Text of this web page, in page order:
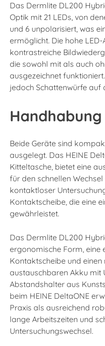
Das Dermlite DL200
Optik mit 21 LEDs, von
und 6 unpolarisiert, was
ermöglicht. Die hohe
kontrastreiche
die sowohl mit als auch
ausgezeichnet
jedoch Schattenwürfe auf
Beide Geräte sind
ausgelegt. Das HEINE
Kitteltasche, bietet eine
für den schnellen
kontaktloser
Kontaktscheibe, die eine
gewährleistet.
Das Dermlite DL200
ergonomische Form,
Kontaktscheibe und
austauschbaren Akku mit
Abstandshalter aus
beim HEINE DeltaONE
Praxis als ausreichend
lange Arbeitszeiten und
Untersuchungswechsel.